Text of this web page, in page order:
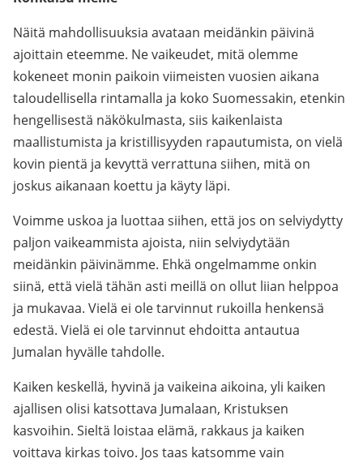
Näitä mahdollisuuksia avataan meidänkin päivinä
ajoittain eteemme. Ne vaikeudet, mitä olemme
kokeneet monin paikoin viimeisten vuosien aikana
taloudellisella rintamalla ja koko Suomessakin, etenkin
hengellisestä näkökulmasta, siis kaikenlaista
maallistumista ja kristillisyyden rapautumista, on vielä
kovin pientä ja kevyttä verrattuna siihen, mitä on
joskus aikanaan koettu ja käyty läpi.
Voimme uskoa ja luottaa siihen, että jos on selviydytty
paljon vaikeammista ajoista, niin selviydytään
meidänkin päivinämme. Ehkä ongelmamme onkin
siinä, että vielä tähän asti meillä on ollut liian helppoa
ja mukavaa. Vielä ei ole tarvinnut rukoilla henkensä
edestä. Vielä ei ole tarvinnut ehdoitta antautua
Jumalan hyvälle tahdolle.
Kaiken keskellä, hyvinä ja vaikeina aikoina, yli kaiken
ajallisen olisi katsottava Jumalaan, Kristuksen
kasvoihin. Sieltä loistaa elämä, rakkaus ja kaiken
voittava kirkas toivo. Jos taas katsomme vain